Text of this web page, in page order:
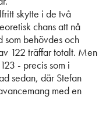
skytte i de två
chans att nå
som behövdes och
122 träffar totalt. Men
- precis som i
sedan, där Stefan
med en